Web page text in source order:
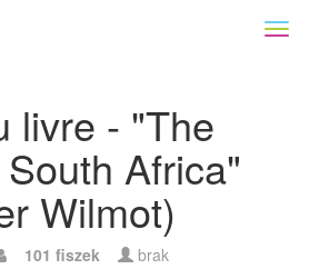
livre - "The
Africa"
Wilmot)
101 fiszek brak